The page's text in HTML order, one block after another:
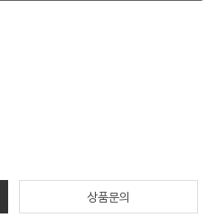
상품문의